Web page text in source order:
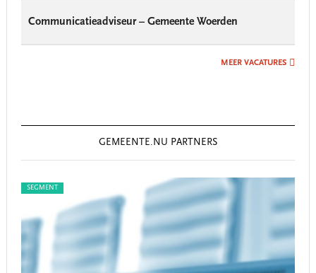
Communicatieadviseur – Gemeente Woerden
MEER VACATURES
GEMEENTE.NU PARTNERS
SEGMENT